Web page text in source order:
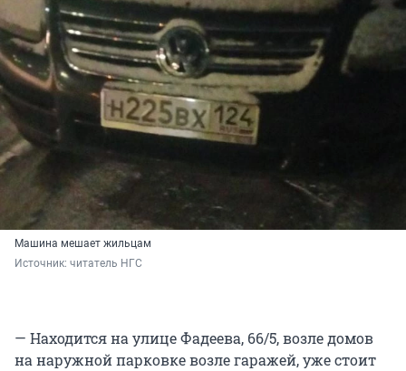
Машина мешает жильцам
Источник: читатель НГС
— Находится на улице Фадеева, 66/5, возле домов
на наружной парковке возле гаражей, уже стоит